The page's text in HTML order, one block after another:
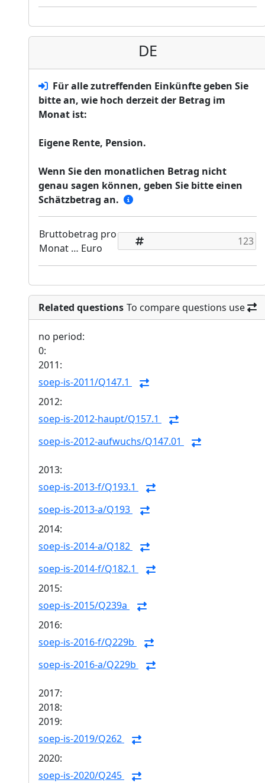
DE
Für alle zutreffenden Einkünfte geben Sie
bitte an, wie hoch derzeit der Betrag im
Monat ist:
Eigene Rente, Pension.
Wenn Sie den monatlichen Betrag nicht
genau sagen können, geben Sie bitte einen
Schätzbetrag an.
Bruttobetrag pro
Monat … Euro
Related questions To compare questions use
no period:
0:
2011:
soep-is-2011/Q147.1
2012:
soep-is-2012-haupt/Q157.1
soep-is-2012-aufwuchs/Q147.01
2013:
soep-is-2013-f/Q193.1
soep-is-2013-a/Q193
2014:
soep-is-2014-a/Q182
soep-is-2014-f/Q182.1
2015:
soep-is-2015/Q239a
2016:
soep-is-2016-f/Q229b
soep-is-2016-a/Q229b
2017:
2018:
2019:
soep-is-2019/Q262
2020:
soep-is-2020/Q245